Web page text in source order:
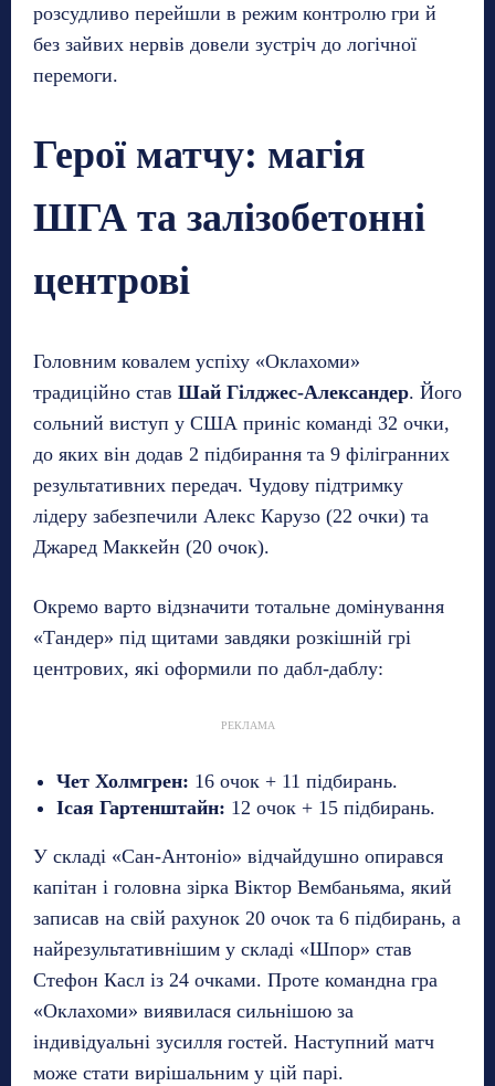
розсудливо перейшли в режим контролю гри й
без зайвих нервів довели зустріч до логічної
перемоги.
Герої матчу: магія
ШГА та залізобетонні
центрові
Головним ковалем успіху «Оклахоми»
традиційно став Шай Гілджес-Александер. Його
сольний виступ у США приніс команді 32 очки,
до яких він додав 2 підбирання та 9 філігранних
результативних передач. Чудову підтримку
лідеру забезпечили Алекс Карузо (22 очки) та
Джаред Маккейн (20 очок).
Окремо варто відзначити тотальне домінування
«Тандер» під щитами завдяки розкішній грі
центрових, які оформили по дабл-даблу:
РЕКЛАМА
Чет Холмгрен: 16 очок + 11 підбирань.
Ісая Гартенштайн: 12 очок + 15 підбирань.
У складі «Сан-Антоніо» відчайдушно опирався
капітан і головна зірка Віктор Вембаньяма, який
записав на свій рахунок 20 очок та 6 підбирань, а
найрезультативнішим у складі «Шпор» став
Стефон Касл із 24 очками. Проте командна гра
«Оклахоми» виявилася сильнішою за
індивідуальні зусилля гостей. Наступний матч
може стати вирішальним у цій парі.